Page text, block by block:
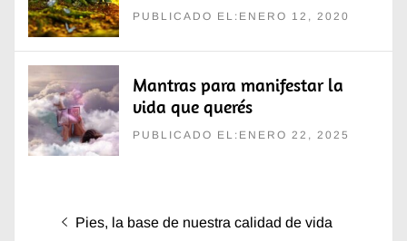
PUBLICADO EL:ENERO 12, 2020
Mantras para manifestar la
vida que querés
PUBLICADO EL:ENERO 22, 2025
Navegación
Entrada
Pies, la base de nuestra calidad de vida